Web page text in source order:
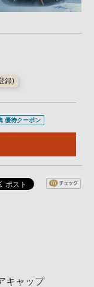
録)
優待クーポン
キャップ